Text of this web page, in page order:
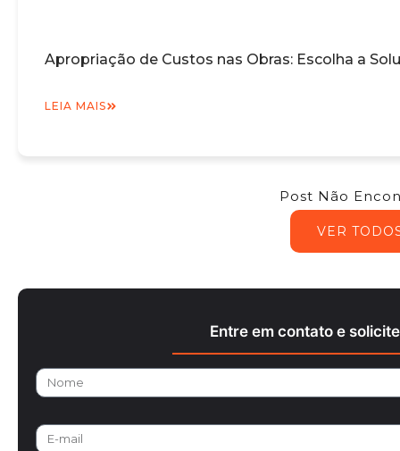
Entre em contato e
Apropriação de Custos nas Obras: Escolha a
LEIA MAIS
Post Não
VER